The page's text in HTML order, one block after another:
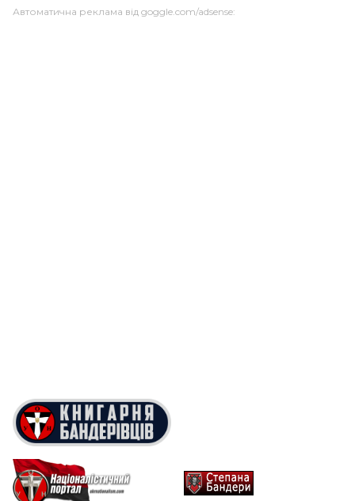
Автоматична реклама від goggle.com/adsense: